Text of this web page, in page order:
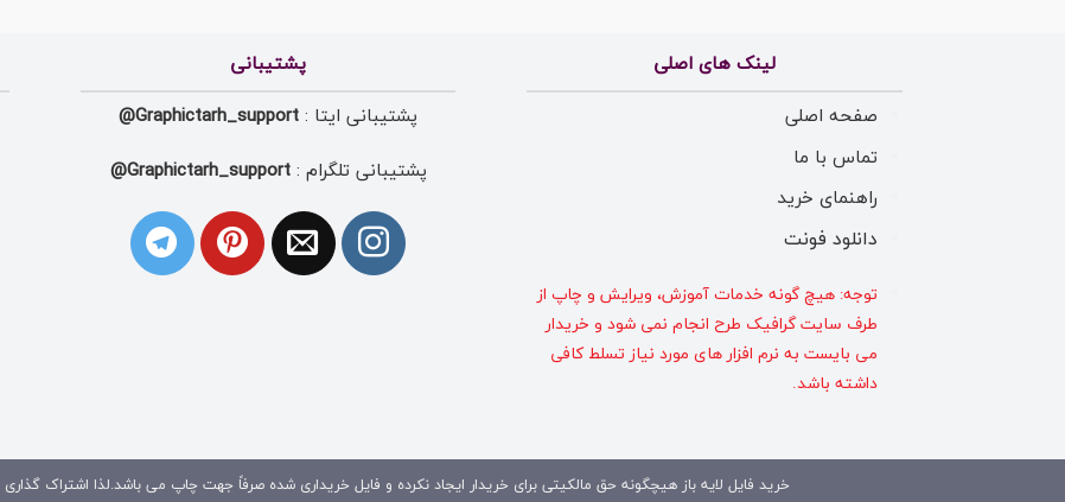
لینک های اصلی
صفحه اصلی
تماس با ما
راهنمای خرید
دانلود فونت
توجه: هیچ گونه خدمات آموزش، ویرایش و چاپ از
طرف سایت گرافیک طرح انجام نمی شود و خریدار
می بایست به نرم افزار های مورد نیاز تسلط کافی
داشته باشد.
پشتیبانی
پشتیبانی ایتا : Graphictarh_support@
پشتیبانی تلگرام :Graphictarh_support@
خرید فایل لایه باز هیچگونه حق مالکیتی برای خریدار ایجاد نکرده و فایل خریداری شده صرفاً جهت چاپ می باشد.لذا اشتراک